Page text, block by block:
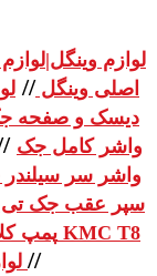
لوازم وینگل|لوازم
اصلی وینگل //
دیسک و صفحه
واشر کامل جک
پمپ کلاچ جک تی 8 | پمپ کلاچ KMC T8
//